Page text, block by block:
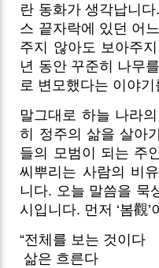
란 동화가 생각납니
스 끝자락에 있던 어
주지 않아도 보아주
년 동안 꾸준히 나무
로 변모했다는 이야
말그대로 하늘 나라
히 정주의 삶을 살아
들의 모범이 되는 주
씨뿌리는 사람의 비
니다. 오늘 말씀을 묵
시입니다. 먼저 ‘봄觀
“전체를 보는 것이다
삶은 흐른다